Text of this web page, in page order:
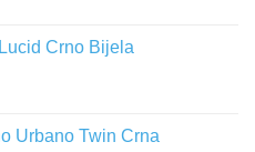
Crno Bijela
Urbano Twin Crna